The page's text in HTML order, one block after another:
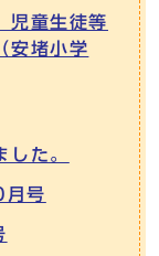
児童生徒等
安堵小学
た。
号